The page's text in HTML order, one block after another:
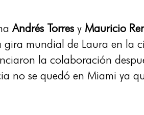
Andrés Torres y Mauricio
gira mundial de Laura en la
la colaboración
no se quedó en Miami ya